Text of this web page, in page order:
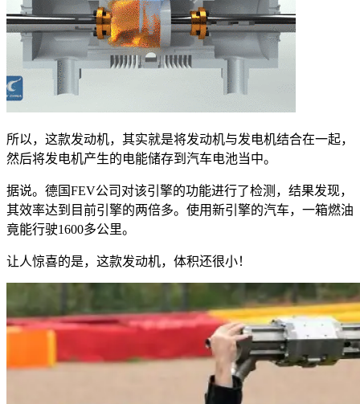
所以，这款发动机，其实就是将发动机与发电机结合在一起，
然后将发电机产生的电能储存到汽车电池当中。
据说。德国FEV公司对该引擎的功能进行了检测，结果发现，
其效率达到目前引擎的两倍多。使用新引擎的汽车，一箱燃油
竟能行驶1600多公里。
让人惊喜的是，这款发动机，体积还很小！